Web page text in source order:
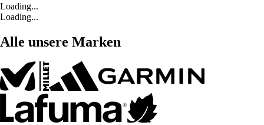
Loading...
Loading...
Alle unsere Marken